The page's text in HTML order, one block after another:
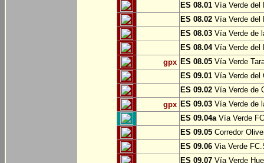
ES 08.01 Vía Verde del
ES 08.02 Vía Verde del
ES 08.03 Vía Verde de
ES 08.04Vía Verde del
gpx ES 08.05 Vía Verde
ES 09.01 Vía Verde del
ES 09.02 Vía Verde de
gpx ES 09.03 Vía Verde de
ES 09.04aVía Verde
ES 09.05 Corredor
ES 09.06 Via Verde
ES 09.07 Vía Verde